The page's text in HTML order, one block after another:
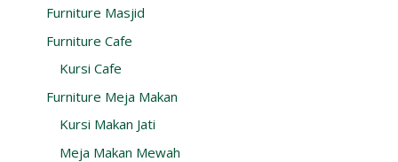
Furniture Masjid
Furniture Cafe
Kursi Cafe
Furniture Meja Makan
Kursi Makan Jati
Meja Makan Mewah